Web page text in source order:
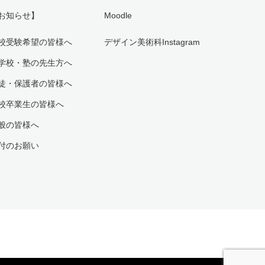
知らせ】
受験希望の皆様へ
校・塾の先生方へ
・保護者の皆様へ
卒業生の皆様へ
の皆様へ
のお願い
Moodle
デザイン美術科Instagram